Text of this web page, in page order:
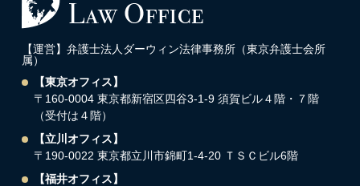
【運営】弁護士法人ダーウィン法律事務所（東京弁護士会所
属）
【東京オフィス】
〒160-0004 東京都新宿区四谷3-1-9 須賀ビル４階・７階
（受付は４階）
【立川オフィス】
〒190-0022 東京都立川市錦町1-4-20 ＴＳＣビル6階
【福井オフィス】